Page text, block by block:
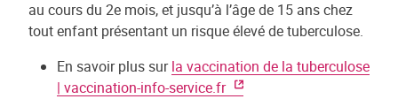
au cours du 2e mois, et jusqu’à l’âge de 15 ans chez
tout enfant présentant un risque élevé de tuberculose.
En savoir plus surla vaccination de la tuberculose
| vaccination-info-service.fr